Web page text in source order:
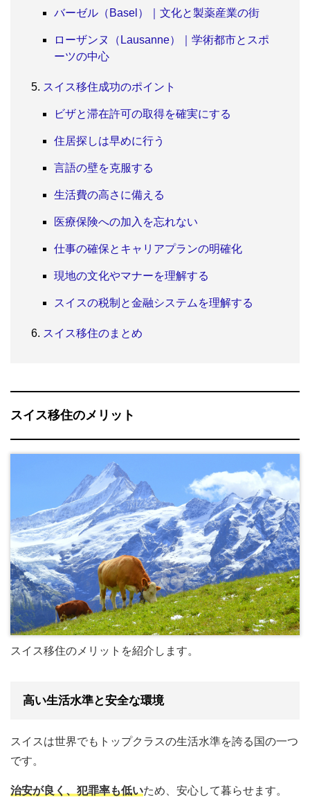
バーゼル（Basel）｜文化と製薬産業の街
ローザンヌ（Lausanne）｜学術都市とスポ
ーツの中心
スイス移住成功のポイント
ビザと滞在許可の取得を確実にする
住居探しは早めに行う
言語の壁を克服する
生活費の高さに備える
医療保険への加入を忘れない
仕事の確保とキャリアプランの明確化
現地の文化やマナーを理解する
スイスの税制と金融システムを理解する
スイス移住のまとめ
スイス移住のメリット
スイス移住のメリットを紹介します。
高い生活水準と安全な環境
スイスは世界でもトップクラスの生活水準を誇る国の一つ
です。
治安が良く、犯罪率も低いため、安心して暮らせます。